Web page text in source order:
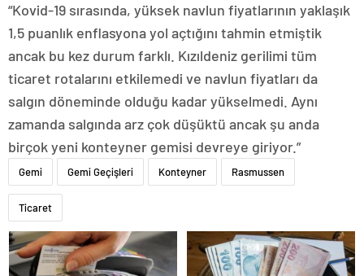
“Kovid-19 sırasında, yüksek navlun fiyatlarının yaklaşık
1,5 puanlık enflasyona yol açtığını tahmin etmiştik
ancak bu kez durum farklı. Kızıldeniz gerilimi tüm
ticaret rotalarını etkilemedi ve navlun fiyatları da
salgın döneminde olduğu kadar yükselmedi. Aynı
zamanda salgında arz çok düşüktü ancak şu anda
birçok yeni konteyner gemisi devreye giriyor.”
Gemi Gemi Geçişleri Konteyner Rasmussen
Ticaret